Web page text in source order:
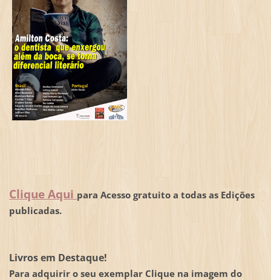
Clique Aqui para Acesso gratuito a todas as Edições
publicadas.
Livros em Destaque!
Para adquirir o seu exemplar Clique na imagem do